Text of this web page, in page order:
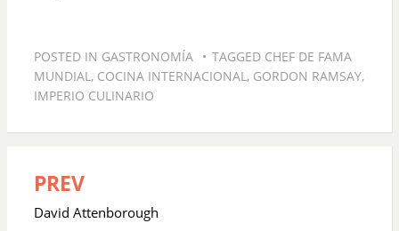
POSTED IN GASTRONOMÍA TAGGED CHEF DE FAMA
MUNDIAL , COCINA INTERNACIONAL , GORDON RAMSAY,
IMPERIO CULINARIO
Navegación
de
PREV
David Attenborough